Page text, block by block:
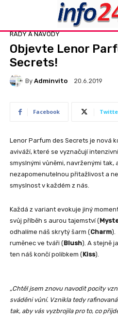
Rady a návody
RADY A NÁVODY
Objevte Lenor
Secrets!
By Adminvito 20.6.2019
Facebook
Lenor Parfum des Secrets je nová
aviváží, které se vyznačují
smyslnými vůněmi, navrženými tak,
nezapomenutelnou přitažlivost a
smyslnost v každém z nás.
Každá z variant evokuje jiný
svůj příběh s aurou tajemství (
odhalíme náš skrytý šarm (Charm).
ruměnec ve tváři (Blush). A stejně
ten náš končí polibkem (Kiss).
„Chtěl jsem znovu navodit pocity
sváděni vůní. Vznikla tedy
tak, aby vás vyzbrojila pro to, co